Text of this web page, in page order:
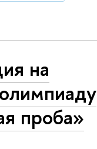
на
проба»